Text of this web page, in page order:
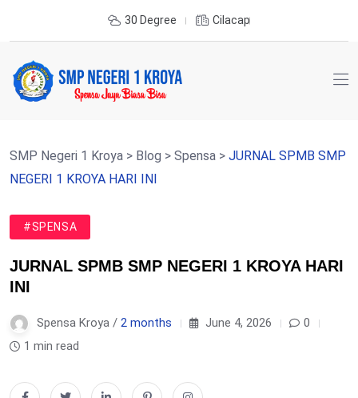
30 Degree Cilacap
SMP Negeri 1 Kroya > Blog > Spensa > JURNAL SPMB SMP
NEGERI 1 KROYA HARI INI
#SPENSA
JURNAL SPMB SMP NEGERI 1 KROYA HARI
INI
Spensa Kroya / 2 months June 4, 2026
0
1 min read